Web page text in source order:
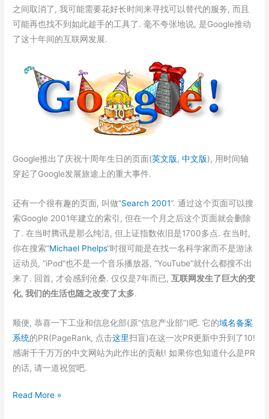
之间取消了, 我可能需要花好长时间来寻找可以替代的服务, 而且
可能再也找不到如此趁手的工具了. 毫不夸张地说, 是Google推动
了这十年间的互联网发展.
Google推出了庆祝十周年生日的页面(英文版,中文版), 用时间轴
穿起了Google发展旅途上的重大事件.
还有一个很有趣的页面, 叫做”Search 2001“. 通过这个页面可以搜
索Google 2001年建立的索引, 但在一个月之后这个页面就会删除
了. 在当时腾讯是那么纯洁, 但上证指数依旧是1700多点. 在当时,
你在搜索”Michael Phelps“时很可能是在找一名科学家而不是游泳
运动员, “iPod”也不是一个音乐播放器, “YouTube”就什么都搜不出
来了. 回首, 才会感到沧桑. 仅仅是7年而已,互联网发生了巨大的变
化, 我们的生活也随之改变了太多.
顺便, 恭喜一下工业和信息化部(原”信息产业部”)吧. 它的域名备案
系统的PR(PageRank, 点击这里扫盲)在这一次PR更新中升到了10!
感谢千千万万的中文网站为此作出的贡献! 如果你也知道什么是PR
的话, 请一道祝贺吧.
Google
Read More »